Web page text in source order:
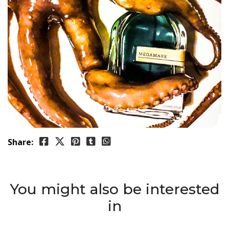
Share:
You might also be interested
in